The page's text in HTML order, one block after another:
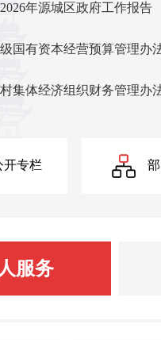
年源城区政府工作报告
级国有资本经营预算管理办
村集体经济组织财务管理办
林火灾应急预案》政策解读
府投资项目集中代建管理办
开专栏
服务